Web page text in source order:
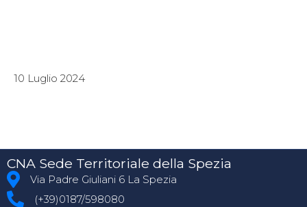
10 Luglio 2024
CNA Sede Territoriale della Spezia
Via Padre Giuliani 6 La Spezia
(+39)0187/598080